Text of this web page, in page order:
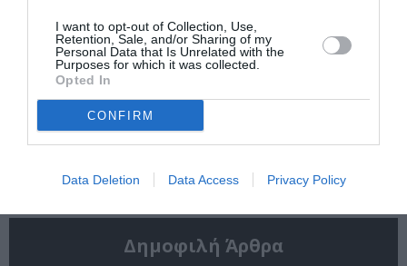
I want to opt-out of Collection, Use,
Retention, Sale, and/or Sharing of my
Personal Data that Is Unrelated with the
Purposes for which it was collected.
Opted In
CONFIRM
Data Deletion Data Access Privacy Policy
Το 2ο Triethnés
Festival επιστρέφει
στις Πρέσπες
Στα τραγούδια μας
χωράνε όλα όσα
Φωτεινή
Πάρκο 2026
Δημοφιλή Άρθρα